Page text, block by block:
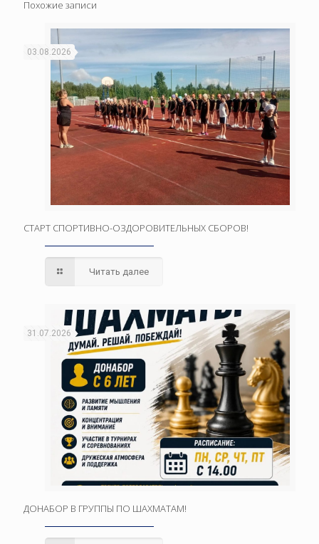
Похожие записи
03.08.2026
СТАРТ СПОРТИВНО-ОЗДОРОВИТЕЛЬНЫХ СБОРОВ!
Читать далее
31.07.2026
ДОНАБОР В ГРУППЫ ПО ШАХМАТАМ!